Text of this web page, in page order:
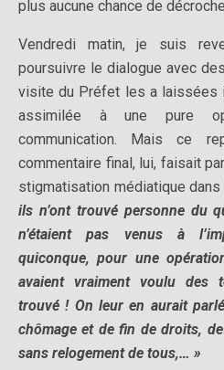
plus aucune chance de
Vendredi matin, je suis
poursuivre le dialogue avec
visite du Préfet les a laissées
assimilée à une pure
communication. Mais ce
commentaire final, lui, faisait
stigmatisation médiatique dans
ils n’ont trouvé personne du
n’étaient pas venus à
quiconque, pour une
avaient vraiment voulu des
trouvé ! On leur en aurait
chômage et de fin de droits,
sans relogement de tous,… »